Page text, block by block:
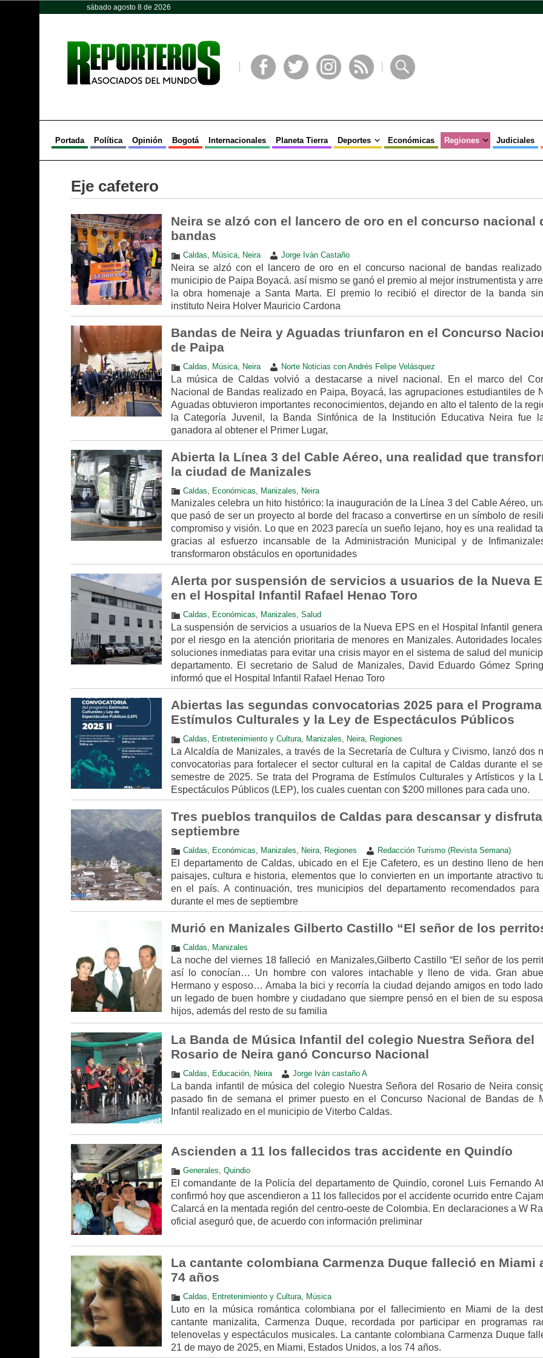
sábado agosto 8 de 2026
Portada Política Opinión Bogotá Internacionales Planeta Tierra Deportes Económicas Regiones Judiciales
Eje cafetero
Neira se alzó con el lancero de oro en el concurso nacional
bandas
Caldas, Música, Neira Jorge Ivàn Castaño
Neira se alzó con el lancero de oro en el concurso nacional de bandas
municipio de Paipa Boyacá. así mismo se ganó el premio al mejor instrumentista y
la obra homenaje a Santa Marta. El premio lo recibió el director de la banda
instituto Neira Holver Mauricio Cardona
Bandas de Neira y Aguadas triunfaron en el Concurso
de Paipa
Caldas, Música, Neira Norte Noticias con Andrés Felipe Velásquez
La música de Caldas volvió a destacarse a nivel nacional. En el marco del
Nacional de Bandas realizado en Paipa, Boyacá, las agrupaciones estudiantiles de
Aguadas obtuvieron importantes reconocimientos, dejando en alto el talento de la
la Categoría Juvenil, la Banda Sinfónica de la Institución Educativa Neira fue
ganadora al obtener el Primer Lugar,
Abierta la Línea 3 del Cable Aéreo, una realidad que
la ciudad de Manizales
Caldas Económicas Manizales Neira
Manizales celebra un hito histórico: la inauguración de la Línea 3 del Cable Aéreo,
que pasó de ser un proyecto al borde del fracaso a convertirse en un símbolo de
compromiso y visión. Lo que en 2023 parecía un sueño lejano, hoy es una realidad
gracias al esfuerzo incansable de la Administración Municipal y de
transformaron obstáculos en oportunidades
Alerta por suspensión de servicios a usuarios de la Nueva
en el Hospital Infantil Rafael Henao Toro
Caldas, Económicas, Manizales, Salud
La suspensión de servicios a usuarios de la Nueva EPS en el Hospital Infantil
por el riesgo en la atención prioritaria de menores en Manizales. Autoridades
soluciones inmediatas para evitar una crisis mayor en el sistema de salud del
departamento. El secretario de Salud de Manizales, David Eduardo Gómez
informó que el Hospital Infantil Rafael Henao Toro
Abiertas las segundas convocatorias 2025 para el
Estímulos Culturales y la Ley de Espectáculos Públicos
Caldas Entretenimiento y Cultura, Manizales Neira, Regiones
La Alcaldía de Manizales, a través de la Secretaría de Cultura y Civismo, lanzó dos
convocatorias para fortalecer el sector cultural en la capital de Caldas durante el
semestre de 2025. Se trata del Programa de Estímulos Culturales y Artísticos y la
Espectáculos Públicos (LEP), los cuales cuentan con $200 millones para cada uno.
Tres pueblos tranquilos de Caldas para descansar y
septiembre
Caldas Económicas Manizales Neira, Regiones Redacción Turismo (Revista Semana)
El departamento de Caldas, ubicado en el Eje Cafetero, es un destino lleno de
paisajes, cultura e historia, elementos que lo convierten en un importante atractivo
en el país. A continuación, tres municipios del departamento recomendados para
durante el mes de septiembre
Murió en Manizales Gilberto Castillo “El señor de los
Caldas Manizales
La noche del viernes 18 falleció en Manizales,Gilberto Castillo “El señor de los
así lo conocían… Un hombre con valores intachable y lleno de vida. Gran
Hermano y esposo… Amaba la bici y recorría la ciudad dejando amigos en todo
un legado de buen hombre y ciudadano que siempre pensó en el bien de su
hijos, además del resto de su familia
La Banda de Música Infantil del colegio Nuestra Señora del
Rosario de Neira ganó Concurso Nacional
Caldas Educación, Neira Jorge Iván castaño A
La banda infantil de música del colegio Nuestra Señora del Rosario de Neira
pasado fin de semana el primer puesto en el Concurso Nacional de Bandas de
Infantil realizado en el municipio de Viterbo Caldas.
Ascienden a 11 los fallecidos tras accidente en Quindío
Generales Quindio
El comandante de la Policía del departamento de Quindío, coronel Luis Fernando
confirmó hoy que ascendieron a 11 los fallecidos por el accidente ocurrido entre
Calarcá en la mentada región del centro-oeste de Colombia. En declaraciones a W
oficial aseguró que, de acuerdo con información preliminar
La cantante colombiana Carmenza Duque falleció en Miami
74 años
Caldas Entretenimiento y Cultura, Música
Luto en la música romántica colombiana por el fallecimiento en Miami de la
cantante manizalita, Carmenza Duque, recordada por participar en programas
telenovelas y espectáculos musicales. La cantante colombiana Carmenza Duque
21 de mayo de 2025, en Miami, Estados Unidos, a los 74 años.
Opinión Política